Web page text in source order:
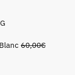
60,00€